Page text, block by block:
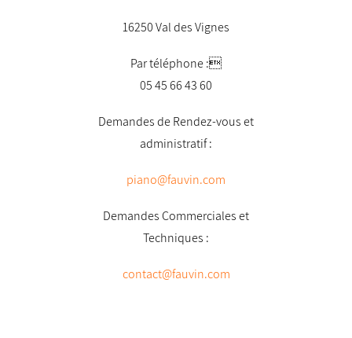
16250 Val des Vignes
Par téléphone :
05 45 66 43 60
Demandes de Rendez-vous et
administratif :
piano@fauvin.com
Demandes Commerciales et
Techniques :
contact@fauvin.com